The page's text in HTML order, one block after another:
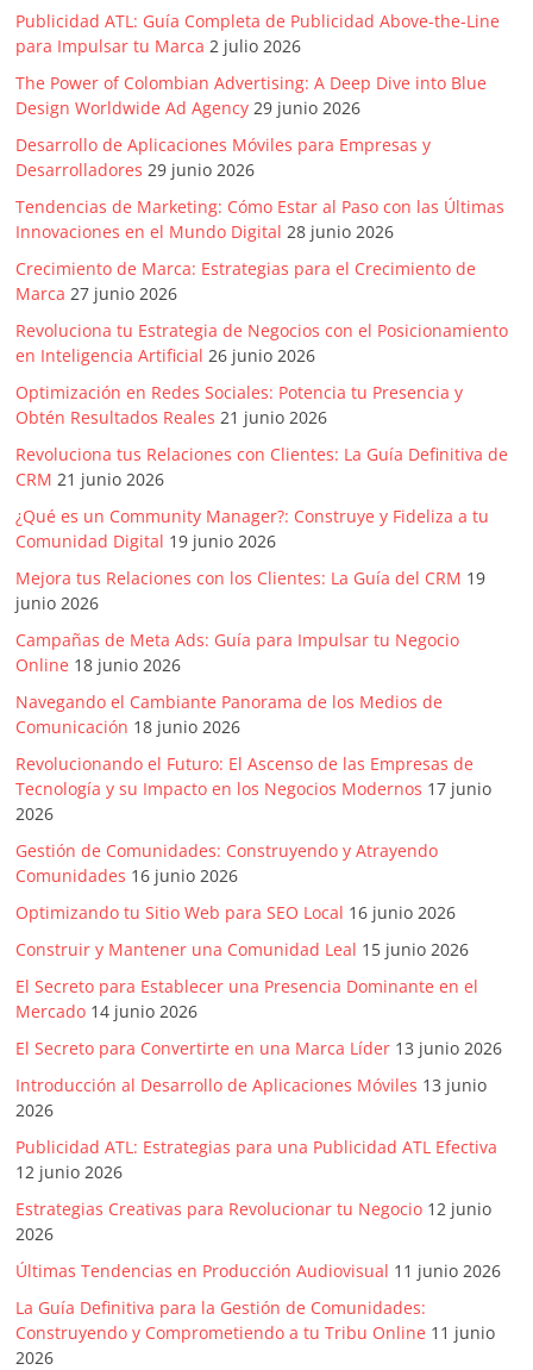
Agencias,
Empresas,
Tendencias,
Trendings,
Dinero,
Economía,
Diseño
Web,
Móviles,
Estrategias
Digitales,
Estrategias
Publicitarias,
Alianzas,
Innovación,
Tecnología,
Noticias,
Artículos,
Gente,
Contenidos
de
Calidad,
Eventos
de
Marketing,
Mercadotecnia,
Eventos
Publicitarios,
Colecciónes,
Insigns,
TV,
Radio,
Creatividad,
SEO,
Free
Press,
RRPP,
Spots,
Comerciales,
Periodismo,
Revistas,
Magazines
,
ATL,
Publicidad ATL: Guía Completa de Publicidad Above-the-Line
para Impulsar tu Marca 2 julio 2026
The Power of Colombian Advertising: A Deep Dive into Blue
Design Worldwide Ad Agency 29 junio 2026
Desarrollo de Aplicaciones Móviles para Empresas y
Desarrolladores 29 junio 2026
Tendencias de Marketing: Cómo Estar al Paso con las Últimas
Innovaciones en el Mundo Digital 28 junio 2026
Crecimiento de Marca: Estrategias para el Crecimiento de
Marca 27 junio 2026
Revoluciona tu Estrategia de Negocios con el Posicionamiento
en Inteligencia Artificial 26 junio 2026
Optimización en Redes Sociales: Potencia tu Presencia y
Obtén Resultados Reales 21 junio 2026
Revoluciona tus Relaciones con Clientes: La Guía Definitiva de
CRM 21 junio 2026
¿Qué es un Community Manager?: Construye y Fideliza a tu
Comunidad Digital 19 junio 2026
Mejora tus Relaciones con los Clientes: La Guía del CRM 19
junio 2026
Campañas de Meta Ads: Guía para Impulsar tu Negocio
Online 18 junio 2026
Navegando el Cambiante Panorama de los Medios de
Comunicación 18 junio 2026
Revolucionando el Futuro: El Ascenso de las Empresas de
Tecnología y su Impacto en los Negocios Modernos 17 junio
2026
Gestión de Comunidades: Construyendo y Atrayendo
Comunidades 16 junio 2026
Optimizando tu Sitio Web para SEO Local 16 junio 2026
Construir y Mantener una Comunidad Leal 15 junio 2026
El Secreto para Establecer una Presencia Dominante en el
Mercado 14 junio 2026
El Secreto para Convertirte en una Marca Líder 13 junio 2026
Introducción al Desarrollo de Aplicaciones Móviles 13 junio
2026
Publicidad ATL: Estrategias para una Publicidad ATL Efectiva
12 junio 2026
Estrategias Creativas para Revolucionar tu Negocio 12 junio
2026
Últimas Tendencias en Producción Audiovisual 11 junio 2026
La Guía Definitiva para la Gestión de Comunidades:
Construyendo y Comprometiendo a tu Tribu Online 11 junio
2026